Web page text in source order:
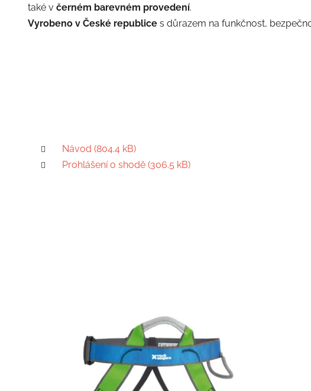
také v černém barevném provedení.
Vyrobeno v České republices důrazem na funkčnost,
Návod (804.4 kB)
Prohlášení o shodě (306.5 kB)